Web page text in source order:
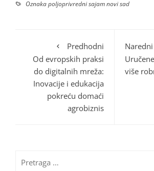
Oznakapoljoprivredni sajam novi sad
Predhodni
Od evropskih praksi
do digitalnih mreža:
Inovacije i edukacija
pokreću domaći
agrobiznis
Naredni
više
za: